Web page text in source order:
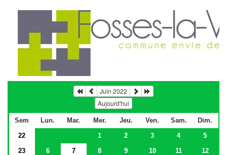
Juin 2022
Aujourd'hui
Sem Lun. Mar. Mer. Jeu. Ven. Sam.
Dim.
22
1 2 3 4
5
23
6 7 8 9 10 11
12